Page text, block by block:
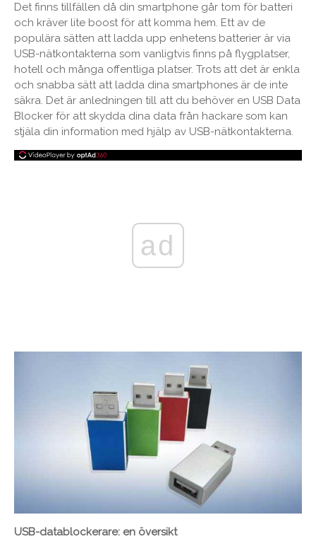
Det finns tillfällen då din smartphone går tom för batteri
och kräver lite boost för att komma hem. Ett av de
populära sätten att ladda upp enhetens batterier är via
USB-nätkontakterna som vanligtvis finns på flygplatser,
hotell och många offentliga platser. Trots att det är enkla
och snabba sätt att ladda dina smartphones är de inte
säkra. Det är anledningen till att du behöver en USB Data
Blocker för att skydda dina data från hackare som kan
stjäla din information med hjälp av USB-nätkontakterna.
ad
USB-datablockerare: en översikt